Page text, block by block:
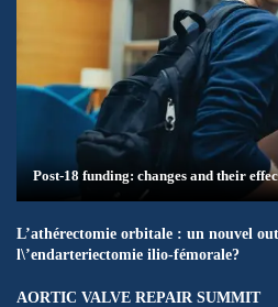
Post-18 funding: changes and their
L’athérectomie orbitale : un nouvel
l\’endarteriectomie ilio-fémorale?
AORTIC VALVE REPAIR SUMMIT